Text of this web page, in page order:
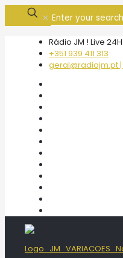
✕
Rádio JM ! Live 24H
+351 939 411 313
geral@radiojm.pt